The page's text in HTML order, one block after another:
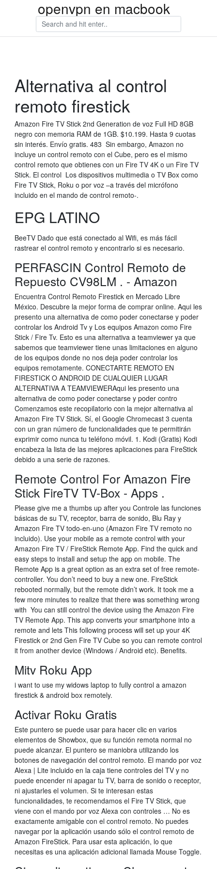
openvpn en macbook
Alternativa al control
remoto firestick
Amazon Fire TV Stick 2nd Generation de voz Full HD 8GB
negro con memoria RAM de 1GB. $10.199. Hasta 9 cuotas
sin interés. Envío gratis. 483 Sin embargo, Amazon no
incluye un control remoto con el Cube, pero es el mismo
control remoto que obtienes con un Fire TV 4K o un Fire TV
Stick. El control Los dispositivos multimedia o TV Box como
Fire TV Stick, Roku o por voz –a través del micrófono
incluido en el mando de control remoto-.
EPG LATINO
BeeTV Dado que está conectado al Wifi, es más fácil
rastrear el control remoto y encontrarlo si es necesario.
PERFASCIN Control Remoto de
Repuesto CV98LM . - Amazon
Encuentra Control Remoto Firestick en Mercado Libre
México. Descubre la mejor forma de comprar online. Aqui les
presento una alternativa de como poder conectarse y poder
controlar los Android Tv y Los equipos Amazon como Fire
Stick / Fire Tv. Esto es una alternativa a teamviewer ya que
sabemos que teamviewer tiene unas limitaciones en alguno
de los equipos donde no nos deja poder controlar los
equipos remotamente. CONECTARTE REMOTO EN
FIRESTICK O ANDROID DE CUALQUIER LUGAR
ALTERNATIVA A TEAMVIEWERAqui les presento una
alternativa de como poder conectarse y poder contro
Comenzamos este recopilatorio con la mejor alternativa al
Amazon Fire TV Stick. Sí, el Google Chromecast 3 cuenta
con un gran número de funcionalidades que te permitirán
exprimir como nunca tu teléfono móvil. 1. Kodi (Gratis) Kodi
encabeza la lista de las mejores aplicaciones para FireStick
debido a una serie de razones.
Remote Control For Amazon Fire
Stick FireTV TV-Box - Apps .
Please give me a thumbs up after you Controle las funciones
básicas de su TV, receptor, barra de sonido, Blu Ray y
Amazon Fire TV todo-en-uno (Amazon Fire TV remoto no
incluido). Use your mobile as a remote control with your
Amazon Fire TV / FireStick Remote App. Find the quick and
easy steps to install and setup the app on mobile. The
Remote App is a great option as an extra set of free remote-
controller. You don’t need to buy a new one. FireStick
rebooted normally, but the remote didn’t work. It took me a
few more minutes to realize that there was something wrong
with You can still control the device using the Amazon Fire
TV Remote App. This app converts your smartphone into a
remote and lets This following process will set up your 4K
Firestick or 2nd Gen Fire TV Cube so you can remote control
it from another device (Windows / Android etc). Benefits.
Mitv Roku App
i want to use my widows laptop to fully control a amazon
firestick & android box remotely.
Activar Roku Gratis
Este puntero se puede usar para hacer clic en varios
elementos de Showbox, que su función remota normal no
puede alcanzar. El puntero se maniobra utilizando los
botones de navegación del control remoto. El mando por voz
Alexa | Lite incluido en la caja tiene controles del TV y no
puede encender ni apagar tu TV, barra de sonido o receptor,
ni ajustarles el volumen. Si te interesan estas
funcionalidades, te recomendamos el Fire TV Stick, que
viene con el mando por voz Alexa con controles … No es
exactamente amigable con el control remoto. No puedes
navegar por la aplicación usando sólo el control remoto de
Amazon FireStick. Para usar esta aplicación, lo que
necesitas es una aplicación adicional llamada Mouse Toggle.